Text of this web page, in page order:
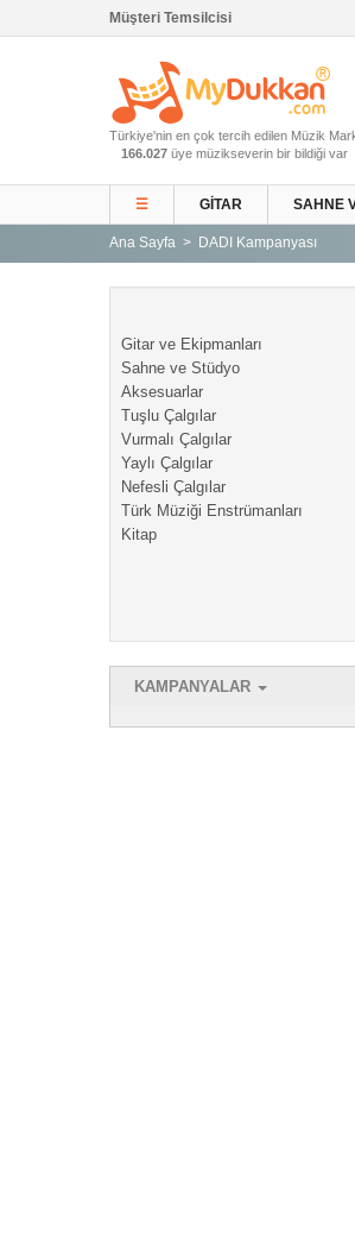
Müşteri Temsilcisi
Gitar ve Ekipmanları
Sahne ve Stüdyo
Aksesuarlar
Türk Müziği Enstrümanları
Türkiye'nin en çok tercih edilen Müzik
166.027 üye müzikseverin bir bildiği var
☰ GITAR SAHNE
Ana Sayfa DADI Kampanyası
Gitar ve Ekipmanları
Sahne ve Stüdyo
Aksesuarlar
Tuşlu Çalgılar
Vurmalı Çalgılar
Yaylı Çalgılar
Nefesli Çalgılar
Türk Müziği Enstrümanları
Kitap
KAMPANYALAR